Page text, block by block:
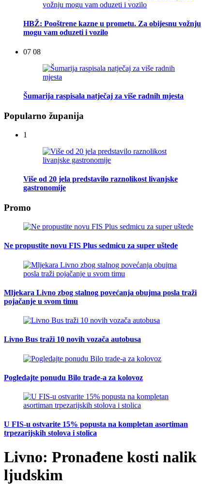
HBŽ: Pooštrene kazne u prometu. Za obijesnu vožnju
mogu vam oduzeti i vozilo
07 08
Šumarija raspisala natječaj za više radnih mjesta
Popularno županija
1
Više od 20 jela predstavilo raznolikost livanjske
gastronomije
Promo
Ne propustite novu FIS Plus sedmicu za super uštede
Mljekara Livno zbog stalnog povećanja obujma posla traži
pojačanje u svom timu
Livno Bus traži 10 novih vozača autobusa
Pogledajte ponudu Bilo trade-a za kolovoz
U FIS-u ostvarite 15% popusta na kompletan asortiman
trpezarijskih stolova i stolica
Livno: Pronađene kosti nalik
ljudskim